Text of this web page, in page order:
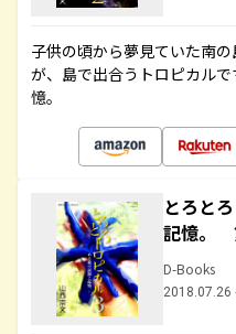
子供の頃から夢見ていた南
が、島で出合うトロピカル
憶。
とろと
記憶。
D-Books
2018.07.26